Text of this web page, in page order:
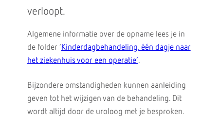
verloopt.
Algemene informatie over de opname lees je in
de folder ‘Kinderdagbehandeling, één dagje naar
het ziekenhuis voor een operatie’.
Bijzondere omstandigheden kunnen aanleiding
geven tot het wijzigen van de behandeling. Dit
wordt altijd door de uroloog met je besproken.